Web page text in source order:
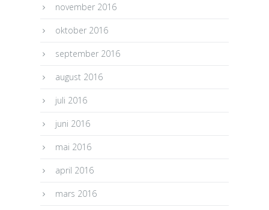
november 2016
oktober 2016
september 2016
august 2016
juli 2016
juni 2016
mai 2016
april 2016
mars 2016